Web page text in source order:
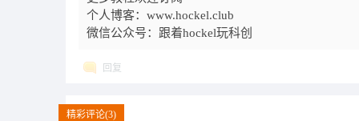
个人博客：www.hockel.club
微信公众号：跟着hockel玩科创
回复
精彩评论(3)